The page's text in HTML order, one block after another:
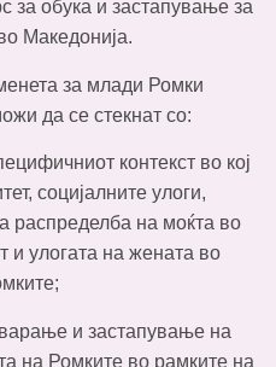
за обука и застапување за
Македонија.
за млади Ромки
да се стекнат со:
контекст во кој
социјалните улоги,
распределба на моќта во
и улогата на жената во
и застапување на
на Ромките во рамките на